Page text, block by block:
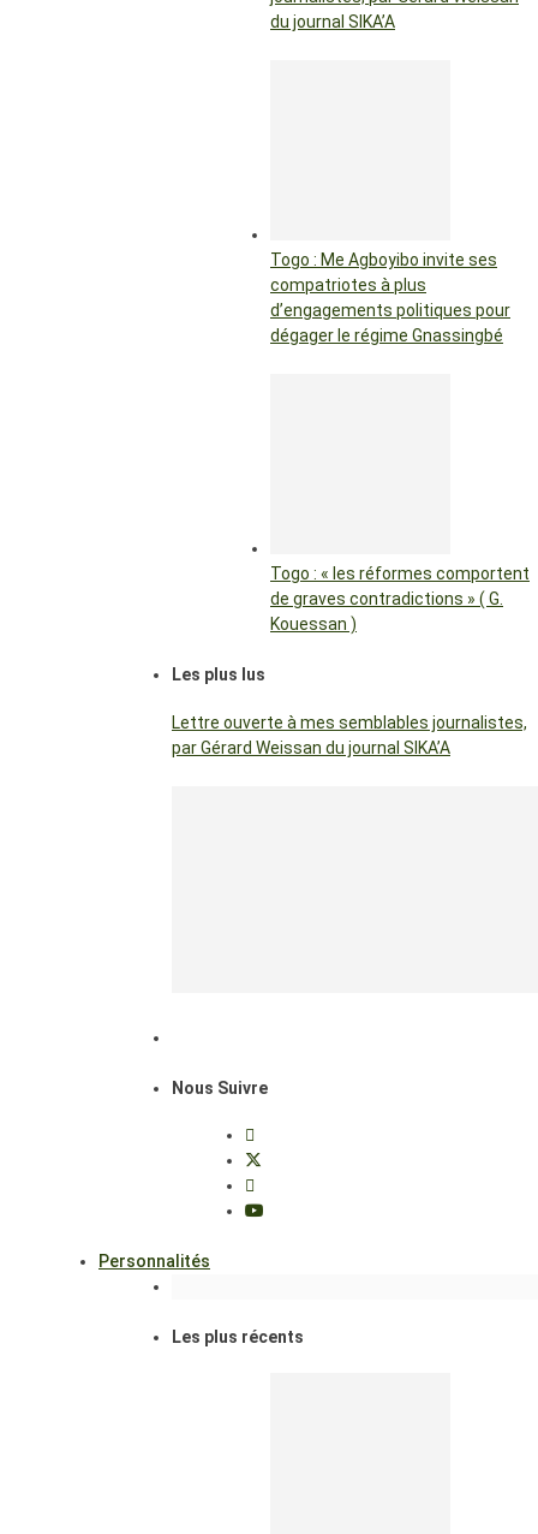
du journal SIKA’A
Togo : Me Agboyibo invite ses
compatriotes à plus
d’engagements politiques pour
dégager le régime Gnassingbé
Togo : « les réformes comportent
de graves contradictions » ( G.
Kouessan )
Les plus lus
Lettre ouverte à mes semblables journalistes,
par Gérard Weissan du journal SIKA’A
Nous Suivre
Personnalités
Les plus récents